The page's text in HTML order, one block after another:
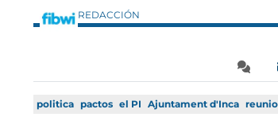
REDACCIÓN
politica pactos el PI Ajuntament d'Inca